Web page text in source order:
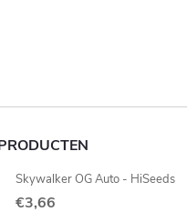
Skywalker OG Auto - HiSeeds
€3,66